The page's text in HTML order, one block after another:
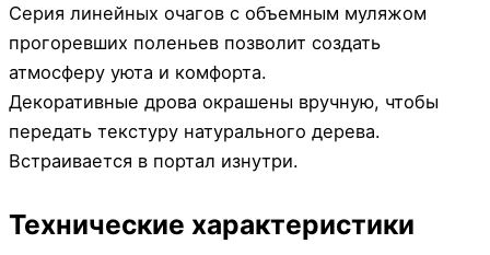
Серия линейных очагов с объемным муляжом
прогоревших поленьев позволит создать
атмосферу уюта и комфорта.
Декоративные дрова окрашены вручную, чтобы
передать текстуру натурального дерева.
Встраивается в портал изнутри.
Технические характеристики